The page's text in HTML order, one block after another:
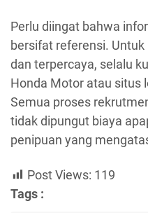
Perlu diingat bahwa
bersifat referensi.
dan terpercaya, selalu
Honda Motor atau situs
Semua proses
tidak dipungut biaya
penipuan yang
Post Views: 119
Tags :